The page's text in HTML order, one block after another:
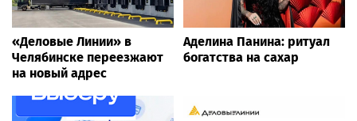
«Деловые Линии» в
Челябинске переезжают
на новый адрес
Аделина Панина: ритуал
богатства на сахар